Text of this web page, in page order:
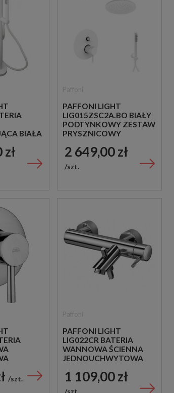
BIAŁA
PAFFONI LIGHT
LIG015ZSC2A.BO BIAŁY
PODTYNKOWY ZESTAW
PRYSZNICOWY
2 649,00 zł
szt.
szt.
PAFFONI LIGHT
LIG022CR BATERIA
WANNOWA ŚCIENNA
JEDNOUCHWYTOWA
1 109,00 zł